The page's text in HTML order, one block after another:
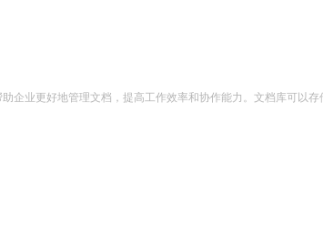
企业更好地管理文档，提高工作效率和协作能力。文档库可